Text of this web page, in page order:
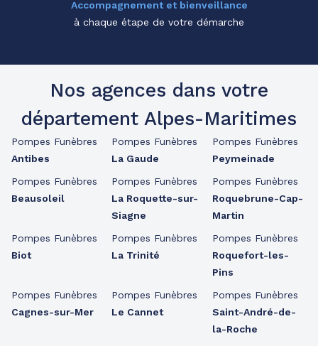
Accompagnement et bienveillance
à chaque étape de votre démarche
Nos agences dans votre
département Alpes-Maritimes
Pompes Funèbres
Antibes
Pompes Funèbres
Beausoleil
Pompes Funèbres
Biot
Pompes Funèbres
Cagnes-sur-Mer
Pompes Funèbres
La Gaude
Pompes Funèbres
La Roquette-sur-
Siagne
Pompes Funèbres
La Trinité
Pompes Funèbres
Le Cannet
Pompes Funèbres
Peymeinade
Pompes Funèbres
Roquebrune-Cap-
Martin
Pompes Funèbres
Roquefort-les-
Pins
Pompes Funèbres
Saint-André-de-
la-Roche